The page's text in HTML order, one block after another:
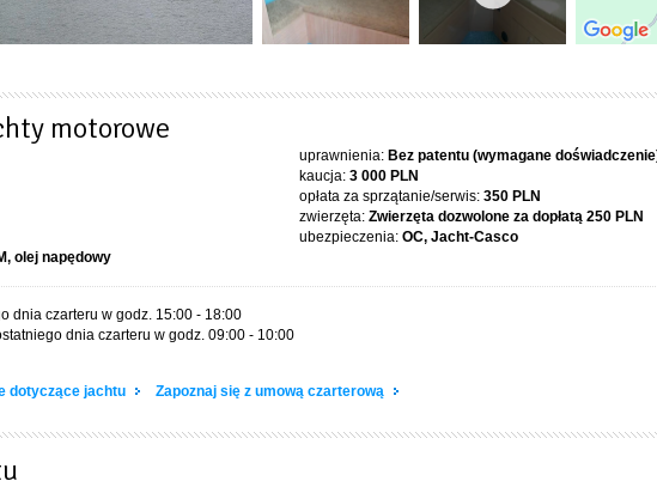
motorowe
olej napędowy
uprawnienia: Bez patentu (wymagane
kaucja: 3 000 PLN
opłata za sprzątanie/serwis: 350 PLN
zwierzęta: Zwierzęta dozwolone za dopłatą 250 PLN
ubezpieczenia: OC, Jacht-Casco
dnia czarteru w godz. 15:00 - 18:00
dnia czarteru w godz. 09:00 - 10:00
dotyczące jachtu Zapoznaj się z umową czarterową